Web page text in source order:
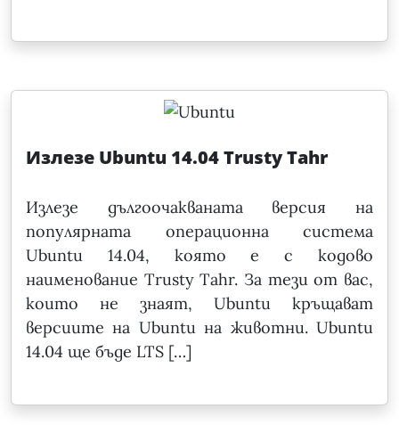
Излезе Ubuntu 14.04 Trusty Tahr
Излезе дългоочакваната версия на
популярната операционна система
Ubuntu 14.04, която е с кодово
наименование Trusty Tahr. За тези от вас,
които не знаят, Ubuntu кръщават
версиите на Ubuntu на животни. Ubuntu
14.04 ще бъде LTS […]